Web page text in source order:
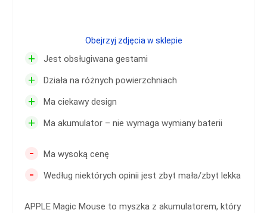
+ Jest obsługiwana gestami
+ Działa na różnych powierzchniach
+ Ma ciekawy design
+ Ma akumulator – nie wymaga wymiany baterii
- Ma wysoką cenę
- Według niektórych opinii jest zbyt mała/zbyt lekka
APPLE Magic Mouse to myszka z akumulatorem, który
Obejrzyj zdjęcia w sklepie